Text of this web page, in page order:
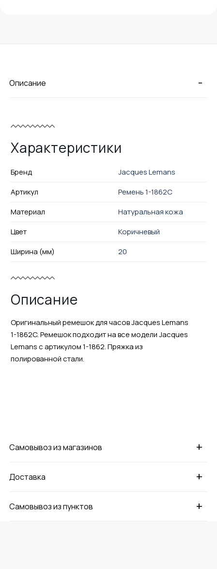
-
Описание
Характеристики
Бренд
Jacques Lemans
Артикул
Ремень 1-1862C
Материал
Натуральная кожа
Цвет
Коричневый
Ширина (мм)
20
Описание
Оригинальный ремешок для часов Jacques Lemans
1-1862C. Ремешок подходит на все модели Jacques
Lemans с артикулом 1-1862. Пряжка из
полированной стали.
+
Самовывоз из магазинов
+
Доставка
+
Самовывоз из пунктов